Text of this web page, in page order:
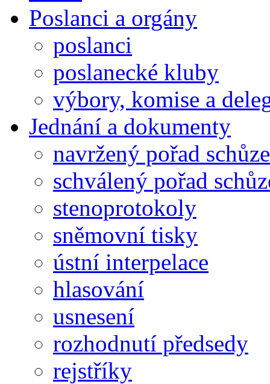
Poslanci a orgány
poslanci
poslanecké kluby
výbory, komise a
Jednání a dokumenty
navržený pořad schůze
schválený pořad
stenoprotokoly
sněmovní tisky
ústní interpelace
hlasování
usnesení
rozhodnutí předsedy
rejstříky